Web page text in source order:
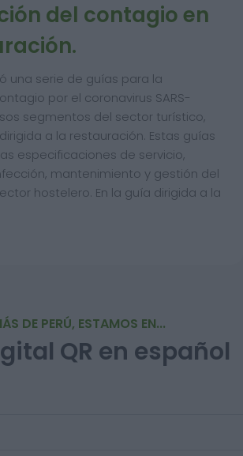
del contagio en
una serie de guías para la
por el coronavirus SARS-
segmentos del sector turístico,
a la restauración. Estas guías
especificaciones de servicio,
mantenimiento y gestión del
hostelero. En la guía dirigida a la
DE PERÚ, ESTAMOS EN...
QR en español